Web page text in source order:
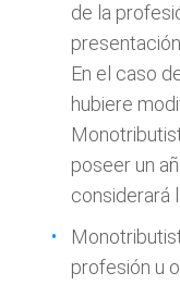
de la
En el caso
hubiere
poseer un
considerará
profesión u